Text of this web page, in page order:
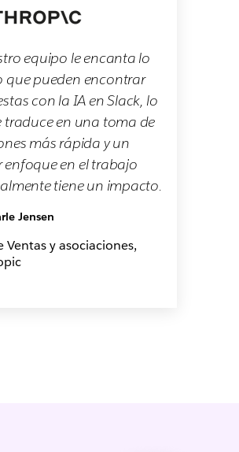
equipo le encanta lo
que pueden encontrar
con la IA en Slack, lo
traduce en una toma de
más rápida y un
enfoque en el trabajo
tiene un impacto.
Jensen
Ventas y asociaciones,